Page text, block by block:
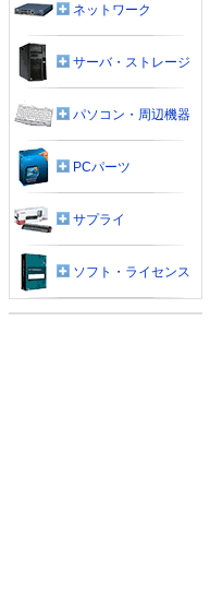
ネットワーク
サーバ・ストレージ
パソコン・周辺機器
PCパーツ
サプライ
ソフト・ライセンス